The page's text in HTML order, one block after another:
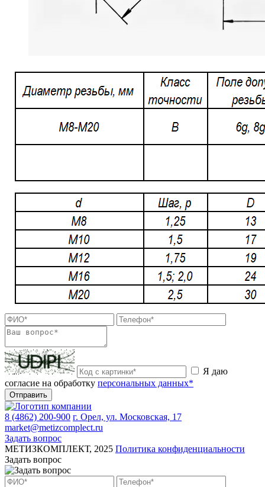
Я даю
согласие на обработку персональных данных*
Отправить
8 (4862) 200-900 г. Орел, ул. Московская, 17
market@metizcomplect.ru
Задать вопрос
МЕТИЗКОМПЛЕКТ, 2025 Политика конфиденциальности
Задать вопрос